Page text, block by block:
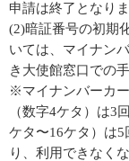
申請は終了となりま
(2)暗証番号の初期
いては、マイナン
き大使館窓口での
※マイナンバーカ
（数字4ケタ）は3
ケタ〜16ケタ）は
り、利用できなく